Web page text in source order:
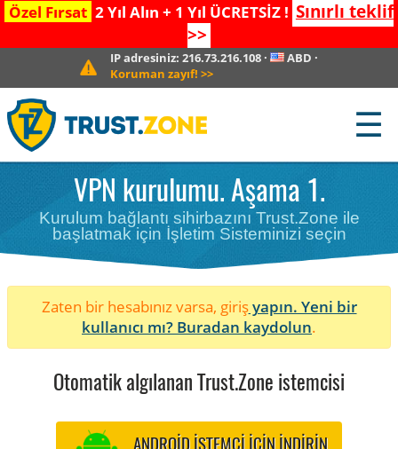
Özel Fırsat 2 Yıl Alın + 1 Yıl ÜCRETSİZ ! Sınırlı teklif
>>
IP adresiniz:216.73.216.108 · ABD ·
Koruman zayıf! >>
☰
VPN kurulumu. Aşama 1.
Kurulum bağlantı sihirbazını Trust.Zone ile
başlatmak için İşletim Sisteminizi seçin
Zaten bir hesabınız varsa, girişyapın. Yeni bir
kullanıcı mı? Buradan kaydolun.
Otomatik algılanan Trust.Zone istemcisi